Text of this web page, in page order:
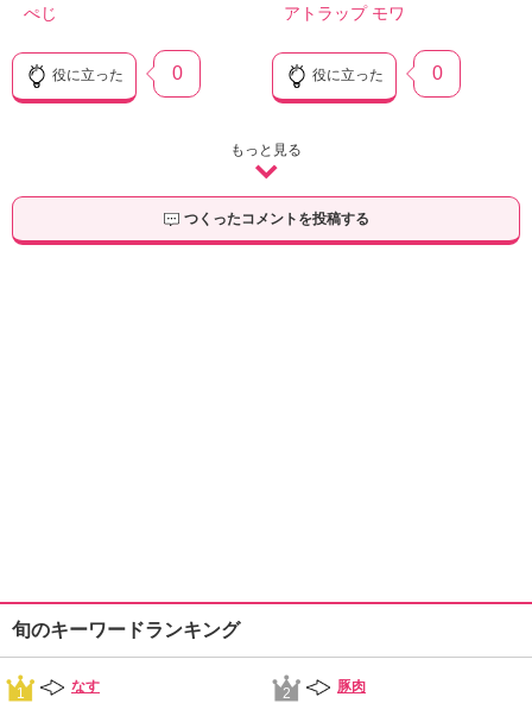
ぺじ
役に立った 0
アトラップ モワ
役に立った 0
もっと見る
つくったコメントを投稿する
旬のキーワードランキング
1 なす 2 豚肉